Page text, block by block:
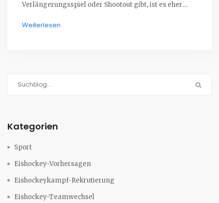
Verlängerungsspiel oder Shootout gibt, ist es eher
Faktoren, die ein 0-0 Ergebnis begünstigen, sind die
Weiterlesen
Kategorien
Sport
Eishockey-Vorhersagen
Eishockeykampf-Rekrutierung
Eishockey-Teamwechsel